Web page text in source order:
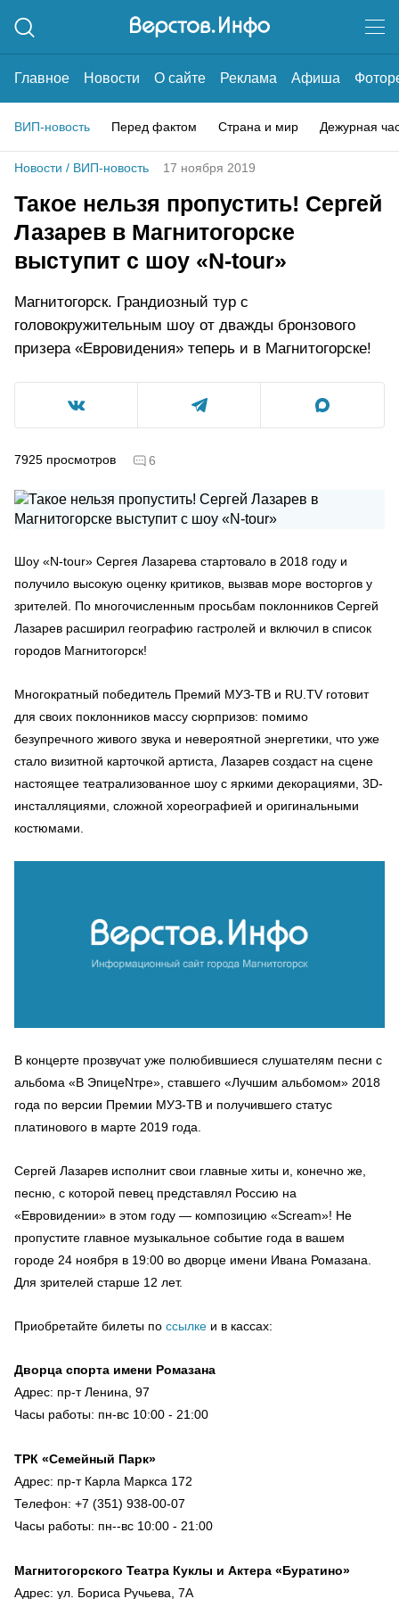
Главное Новости О сайте Реклама Афиша
ВИП-новость Перед фактом Страна и мир Дежурная
Новости / ВИП-новость 17 ноября 2019
Такое нельзя пропустить! Сергей
Лазарев в Магнитогорске
выступит с шоу «N-tour»
Магнитогорск. Грандиозный тур с
головокружительным шоу от дважды бронзового
призера «Евровидения» теперь и в Магнитогорске!
7925 просмотров 6
Шоу «N-tour» Сергея Лазарева стартовало в 2018 году и
получило высокую оценку критиков, вызвав море восторгов у
зрителей. По многочисленным просьбам поклонников Сергей
Лазарев расширил географию гастролей и включил в список
городов Магнитогорск!
Многократный победитель Премий МУЗ-ТВ и RU.TV готовит
для своих поклонников массу сюрпризов: помимо
безупречного живого звука и невероятной энергетики, что уже
стало визитной карточкой артиста, Лазарев создаст на сцене
настоящее театрализованное шоу с яркими декорациями, 3D-
инсталляциями, сложной хореографией и оригинальными
костюмами.
В концерте прозвучат уже полюбившиеся слушателям песни с
альбома «В ЭпицеNтре», ставшего «Лучшим альбомом» 2018
года по версии Премии МУЗ-ТВ и получившего статус
платинового в марте 2019 года.
Сергей Лазарев исполнит свои главные хиты и, конечно же,
песню, с которой певец представлял Россию на
«Евровидении» в этом году — композицию «Scream»! Не
пропустите главное музыкальное событие года в вашем
городе 24 ноября в 19:00 во дворце имени Ивана Ромазана.
Для зрителей старше 12 лет.
Приобретайте билеты по ссылке и в кассах:
Дворца спорта имени Ромазана
Адрес: пр-т Ленина, 97
Часы работы: пн-вс 10:00 - 21:00
ТРК «Семейный Парк»
Адрес: пр-т Карла Маркса 172
Телефон: +7 (351) 938-00-07
Часы работы: пн--вс 10:00 - 21:00
Магнитогорского Театра Куклы и Актера «Буратино»
Адрес: ул. Бориса Ручьева, 7А